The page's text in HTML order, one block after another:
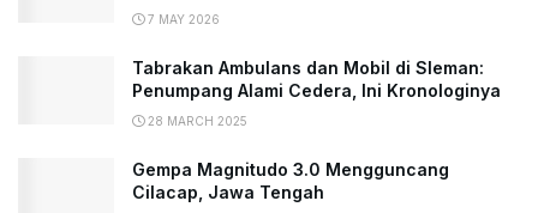
7 MAY 2026
Tabrakan Ambulans dan Mobil di Sleman:
Penumpang Alami Cedera, Ini Kronologinya
28 MARCH 2025
Gempa Magnitudo 3.0 Mengguncang
Cilacap, Jawa Tengah